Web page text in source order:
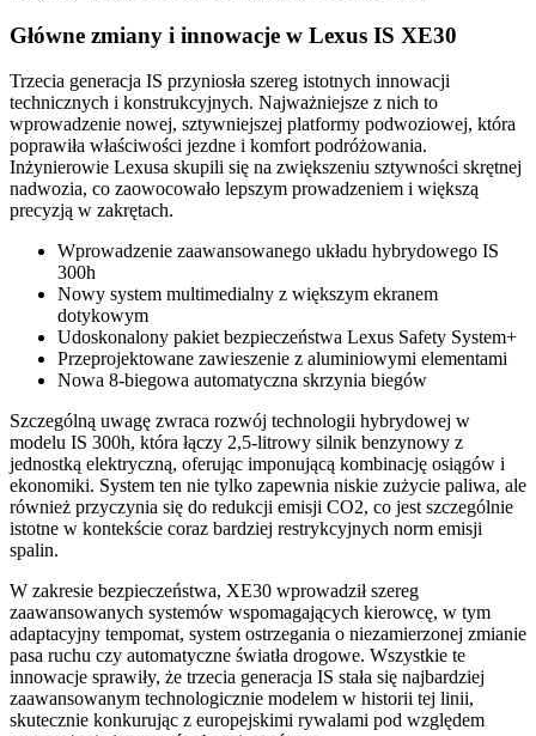
Główne zmiany i innowacje w Lexus IS XE30
Trzecia generacja IS przyniosła szereg istotnych innowacji
technicznych i konstrukcyjnych. Najważniejsze z nich to
wprowadzenie nowej, sztywniejszej platformy podwoziowej, która
poprawiła właściwości jezdne i komfort podróżowania.
Inżynierowie Lexusa skupili się na zwiększeniu sztywności skrętnej
nadwozia, co zaowocowało lepszym prowadzeniem i większą
precyzją w zakrętach.
Wprowadzenie zaawansowanego układu hybrydowego IS
300h
Nowy system multimedialny z większym ekranem
dotykowym
Udoskonalony pakiet bezpieczeństwa Lexus Safety System+
Przeprojektowane zawieszenie z aluminiowymi elementami
Nowa 8-biegowa automatyczna skrzynia biegów
Szczególną uwagę zwraca rozwój technologii hybrydowej w
modelu IS 300h, która łączy 2,5-litrowy silnik benzynowy z
jednostką elektryczną, oferując imponującą kombinację osiągów i
ekonomiki. System ten nie tylko zapewnia niskie zużycie paliwa, ale
również przyczynia się do redukcji emisji CO2, co jest szczególnie
istotne w kontekście coraz bardziej restrykcyjnych norm emisji
spalin.
W zakresie bezpieczeństwa, XE30 wprowadził szereg
zaawansowanych systemów wspomagających kierowcę, w tym
adaptacyjny tempomat, system ostrzegania o niezamierzonej zmianie
pasa ruchu czy automatyczne światła drogowe. Wszystkie te
innowacje sprawiły, że trzecia generacja IS stała się najbardziej
zaawansowanym technologicznie modelem w historii tej linii,
skutecznie konkurując z europejskimi rywalami pod względem